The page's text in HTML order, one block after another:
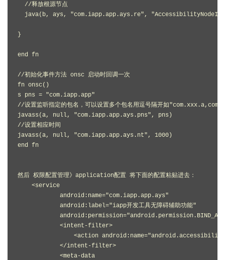
  //释放根源节点
java(b, ays, "com.iapp.app.ays.re",
}
end fn
//初始化事件方法 onsc 启动时回调一次
fn onsc()
s pns = "com.iapp.app"
//设置监听指定的包名，可以设置多个包名用逗号隔开如
javass(a, null, "com.iapp.app.ays.pns", pns)
//设置相应时间
javass(a, null, "com.iapp.app.ays.nt", 1000)
end fn
然后 权限配置管理》application配置 将下面的配置粘贴进去：
    <service
            android:name="com.iapp.app.ays"
            android:label="iapp开发工具无障碍辅助功能"
            <intent-filter>
<action
            </intent-filter>
            <meta-data